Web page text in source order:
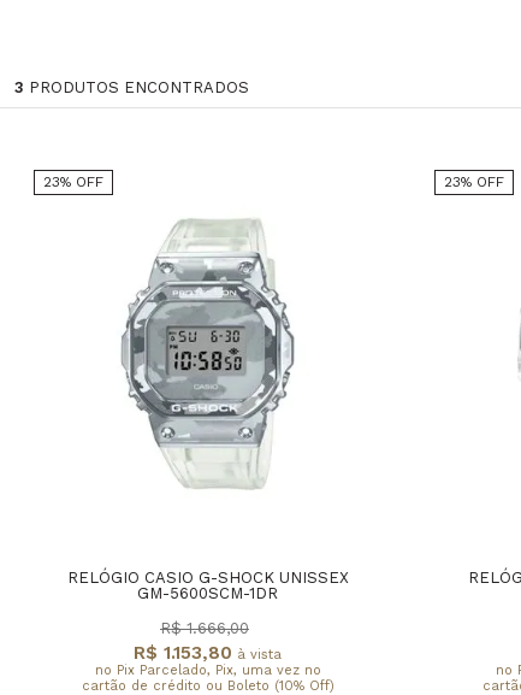
3 PRODUTOS ENCONTRADOS
23% OFF
RELÓGIO CASIO G-SHOCK UNISSEX
GM-5600SCM-1DR
R$ 1.153,80 à vista
no Pix Parcelado, Pix, uma vez no
cartão de crédito ou Boleto (10% Off)
R$ 1.666,00
23% OFF
no